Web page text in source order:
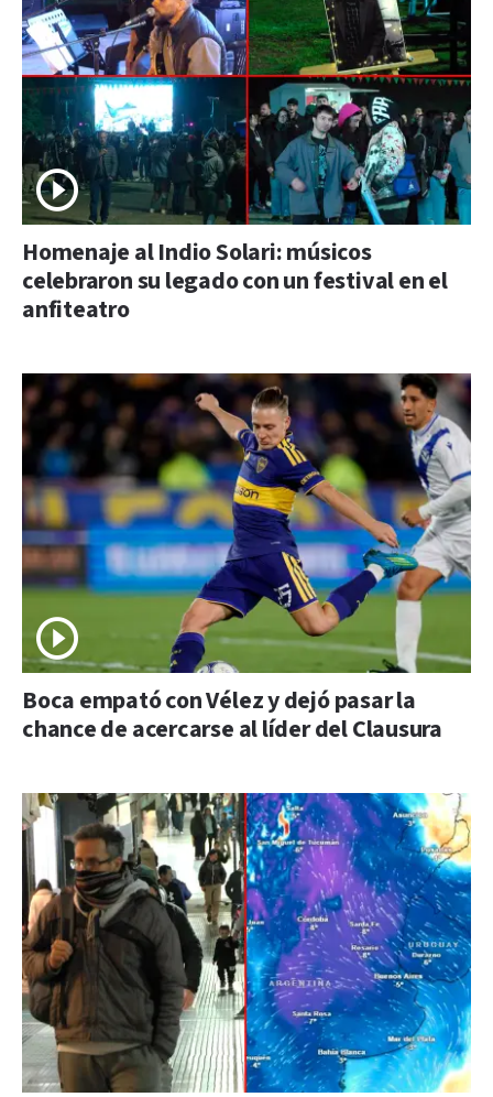
Homenaje al Indio Solari: músicos
celebraron su legado con un festival en el
anfiteatro
Boca empató con Vélez y dejó pasar la
chance de acercarse al líder del Clausura